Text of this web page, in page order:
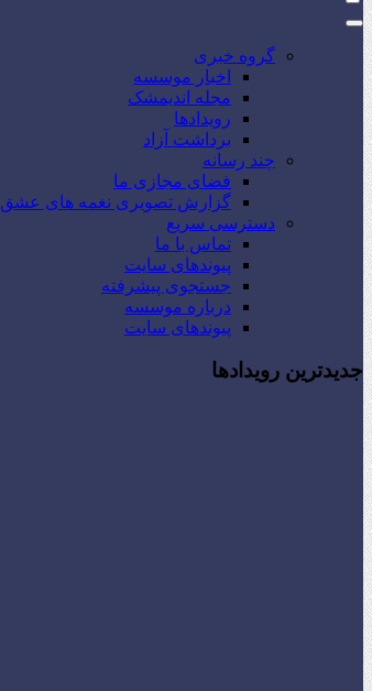
گروه خبری
اخبار موسسه
مجله اندیمشک
رویدادها
برداشت آزاد
چند رسانه
فضای مجازی ما
گزارش تصویری نغمه های عشق
دسترسی سریع
تماس با ما
پیوندهای سایت
جستجوی پیشرفته
درباره موسسه
پیوندهای سایت
جدیدترین رویدادها